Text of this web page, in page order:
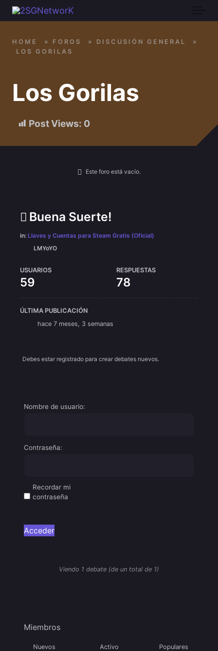
Skip to main content
Los Gorilas
Post Views: 0
HOME » FOROS » DISCUSIÓN GENERAL
»
LOS GORILAS
Este foro está vacío.
Viendo 1 debate (de un total de 1)
Buena Suerte!
in: Llaves y Cuentas para Steam Gratis (Oficial)
LMYoYO
USUARIOS
59
RESPUESTAS
78
ÚLTIMA PUBLICACIÓN
hace 7 meses, 3 semanas
Debes estar registrado para crear debates nuevos.
Nombre de usuario:
Contraseña:
Recordar mi
contraseña
Acceder
Miembros
Nuevos Activo Populares